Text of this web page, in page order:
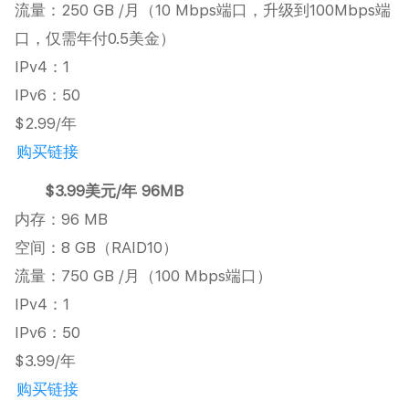
流量：250 GB /月（10 Mbps端口，升级到100Mbps端
口，仅需年付0.5美金）
IPv4：1
IPv6：50
$2.99/年
购买链接
$3.99美元/年 96MB
内存：96 MB
空间：8 GB（RAID10）
流量：750 GB /月（100 Mbps端口）
IPv4：1
IPv6：50
$3.99/年
购买链接